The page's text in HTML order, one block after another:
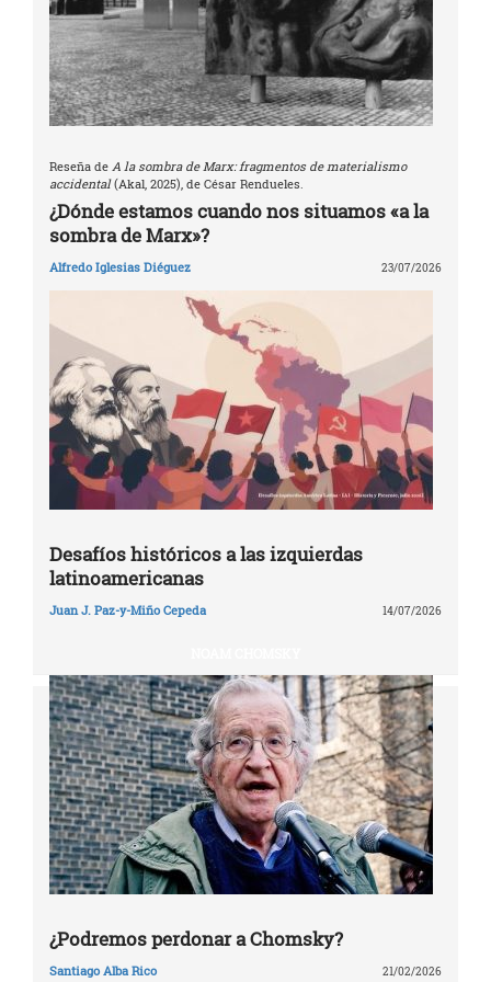
Reseña de A la sombra de Marx: fragmentos de materialismo
accidental(Akal, 2025), de César Rendueles.
¿Dónde estamos cuando nos situamos «a la
sombra de Marx»?
Alfredo Iglesias Diéguez 23/07/2026
Desafíos históricos a las izquierdas
latinoamericanas
Juan J. Paz-y-Miño Cepeda 14/07/2026
¿Podremos perdonar a Chomsky?
Santiago Alba Rico 21/02/2026